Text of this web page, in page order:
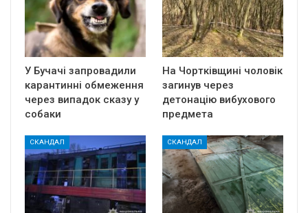
У Бучачі запровадили
карантинні обмеження
через випадок сказу у
собаки
На Чортківщині чоловік
загинув через
детонацію вибухового
предмета
СКАНДАЛ СКАНДАЛ